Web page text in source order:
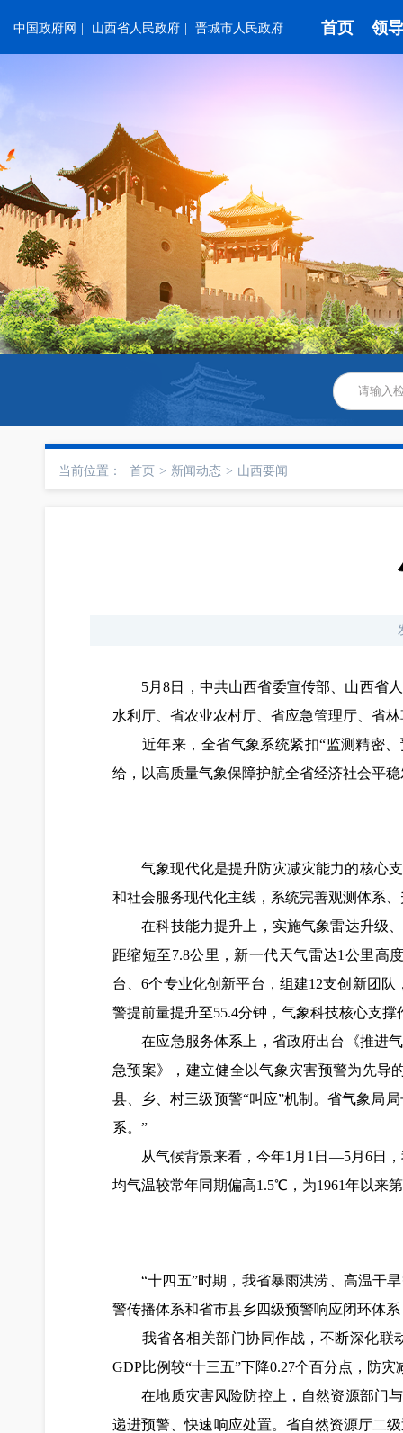
中国政府网 山西省人民政府 晋城市人民政府 首页 领
当前位置： 首页 > 新闻动态 > 山西要闻
5月8日，中共山西省委宣传部、山西省
水利厅、省农业农村厅、省应急管理厅、省
近年来，全省气象系统紧扣“监测精密、
给，以高质量气象保障护航全省经济社会平
气象现代化是提升防灾减灾能力的核心
和社会服务现代化主线，系统完善观测体系
在科技能力提升上，实施气象雷达升级、
距缩短至7.8公里，新一代天气雷达1公里高
台、6个专业化创新平台，组建12支创新团
警提前量提升至55.4分钟，气象科技核心支撑
在应急服务体系上，省政府出台《推进气
急预案》，建立健全以气象灾害预警为先导
县、乡、村三级预警“叫应”机制。省气象局
系。”
从气候背景来看，今年1月1日—5月6日，
均气温较常年同期偏高1.5℃，为1961年以来
“十四五”时期，我省暴雨洪涝、高温干
警传播体系和省市县乡四级预警响应闭环体
我省各相关部门协同作战，不断深化联动
GDP比例较“十三五”下降0.27个百分点，防
在地质灾害风险防控上，自然资源部门与
递进预警、快速响应处置。省自然资源厅二